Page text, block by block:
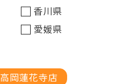
香川県
愛媛県
高岡蓮花寺店